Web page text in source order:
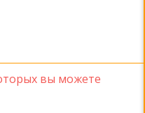
вы можете